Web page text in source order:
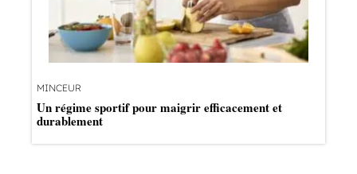
MINCEUR
Un régime sportif pour maigrir efficacement et
durablement